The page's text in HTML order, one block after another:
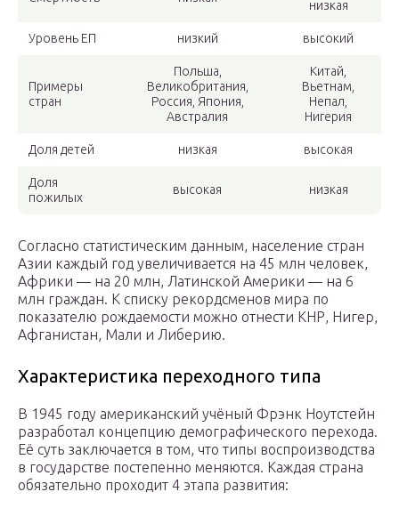
низкая
Уровень ЕП низкий высокий
Примеры
стран
Польша,
Великобритания,
Россия, Япония,
Австралия
Китай,
Вьетнам,
Непал,
Нигерия
Доля детей низкая высокая
Доля
пожилых
высокая низкая
Согласно статистическим данным, население стран
Азии каждый год увеличивается на 45 млн человек,
Африки — на 20 млн, Латинской Америки — на 6
млн граждан. К списку рекордсменов мира по
показателю рождаемости можно отнести КНР, Нигер,
Афганистан, Мали и Либерию.
Характеристика переходного типа
В 1945 году американский учёный Фрэнк Ноутстейн
разработал концепцию демографического перехода.
Её суть заключается в том, что типы воспроизводства
в государстве постепенно меняются. Каждая страна
обязательно проходит 4 этапа развития: